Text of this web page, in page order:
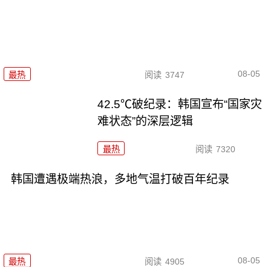
最热 阅读 3747 08-05
42.5℃破纪录：韩国宣布“国家灾
难状态”的深层逻辑
最热 阅读 7320
韩国遭遇极端热浪，多地气温打破百年纪录
最热 阅读 4905 08-05